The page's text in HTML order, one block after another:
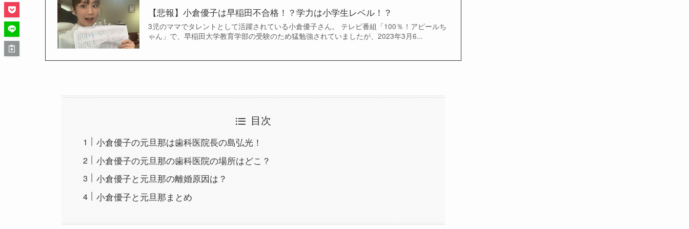
【悲報】小倉優子は早稲田不合格！？学力は小学生レベル！？
3児のママでタレントとして活躍されている小倉優子さん。 テレビ番組「100％！アピールち
ゃん」で、早稲田大学教育学部の受験のため猛勉強されていましたが、2023年3月6...
目次
小倉優子の元旦那は歯科医院長の島弘光！
小倉優子の元旦那の歯科医院の場所はどこ？
小倉優子と元旦那の離婚原因は？
小倉優子と元旦那まとめ